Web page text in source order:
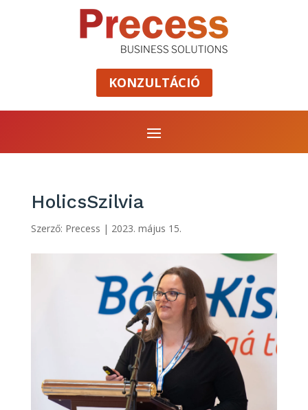
KONZULTÁCIÓ
HolicsSzilvia
Szerző: Precess | 2023. május 15.